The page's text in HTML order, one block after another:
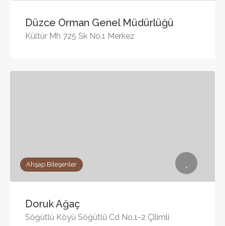
Düzce Orman Genel Müdürlüğü
Kültür Mh 725 Sk No.1 Merkez
Ahşap Bileşenler
Doruk Ağaç
Söğütlü Köyü Söğütlü Cd No.1-2 Çilimli